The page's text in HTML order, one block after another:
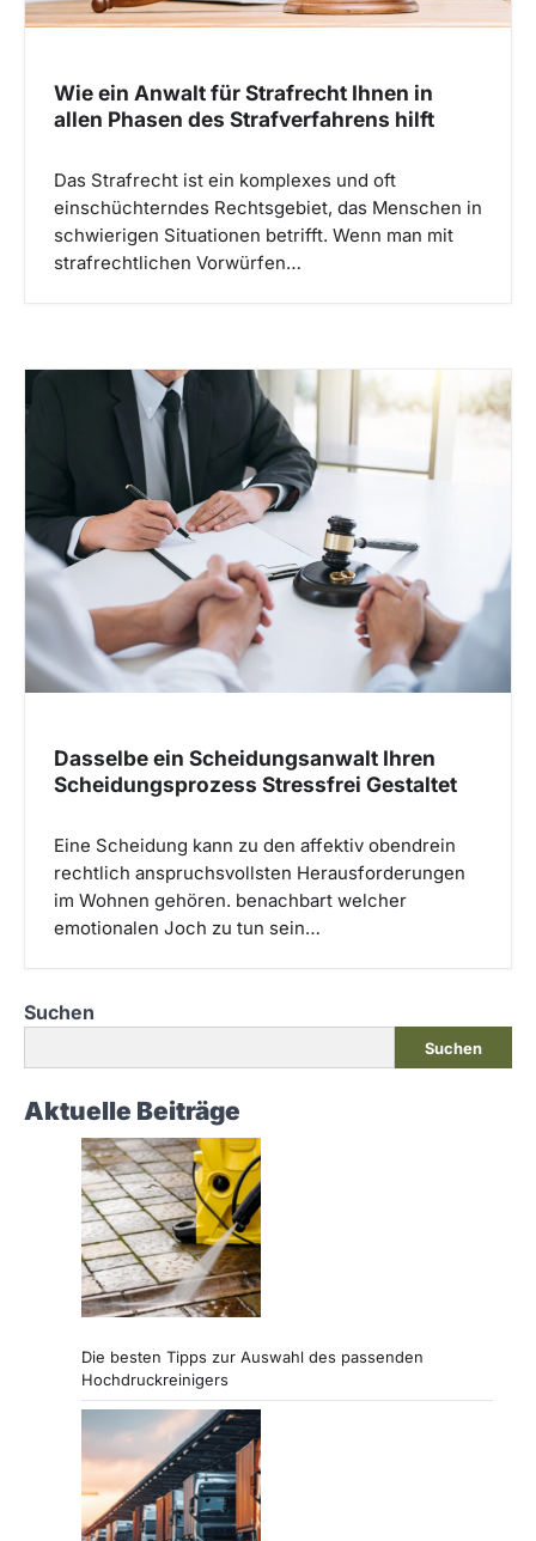
Wie ein Anwalt für Strafrecht Ihnen in
allen Phasen des Strafverfahrens hilft
Das Strafrecht ist ein komplexes und oft
einschüchterndes Rechtsgebiet, das Menschen in
schwierigen Situationen betrifft. Wenn man mit
strafrechtlichen Vorwürfen…
Dasselbe ein Scheidungsanwalt Ihren
Scheidungsprozess Stressfrei Gestaltet
Eine Scheidung kann zu den affektiv obendrein
rechtlich anspruchsvollsten Herausforderungen
im Wohnen gehören. benachbart welcher
emotionalen Joch zu tun sein…
Suchen
Suchen
Aktuelle Beiträge
Die besten Tipps zur Auswahl des passenden
Hochdruckreinigers